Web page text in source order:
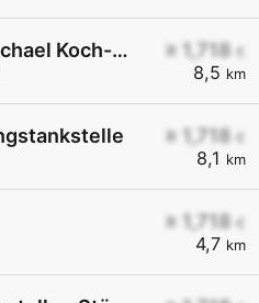
≥ 1,718 €
8,5 km
OMV - Mattersburg Michael Koch-Straße 65
≥ 1,718 €
8,1 km
≥ 1,718 €
4,7 km